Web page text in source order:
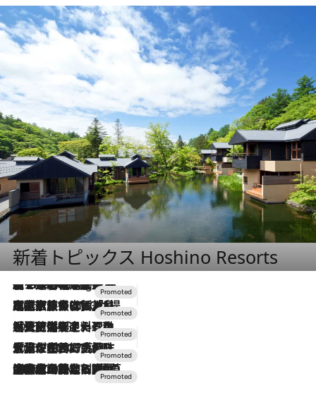
新着トピックス Hoshino Resorts
10 Hours Ago
【トンボの足水浴】ヒノキの香りに包まれて涼感マックス！約13℃の湧水かけ流しを避暑地「星野温泉 トンボの湯」で体験
2026.7.31
【ホテル帰省】という選択肢をOMOが提案。家族とほどよい距離を保つには「昼は実家、夜は気兼ねなくホテルで！」
2026.7.24
【夏限定ディナーコース】旬を迎える稚鮎や花ズッキーニなどをイタリア・トスカーナの郷土料理の手法で満喫！
2026.7.17
「土佐和ハーブかき氷」がOMO7高知に登場！生姜、山椒、大葉など目にも舌にも涼を呼ぶ郷土の味
2026.7.10
NEW OPEN！【界 草津】名湯の地に誕生。趣の異なる2種の温泉と上州ならではの会席・蕎麦割烹など美食を味わう究極の癒やし旅